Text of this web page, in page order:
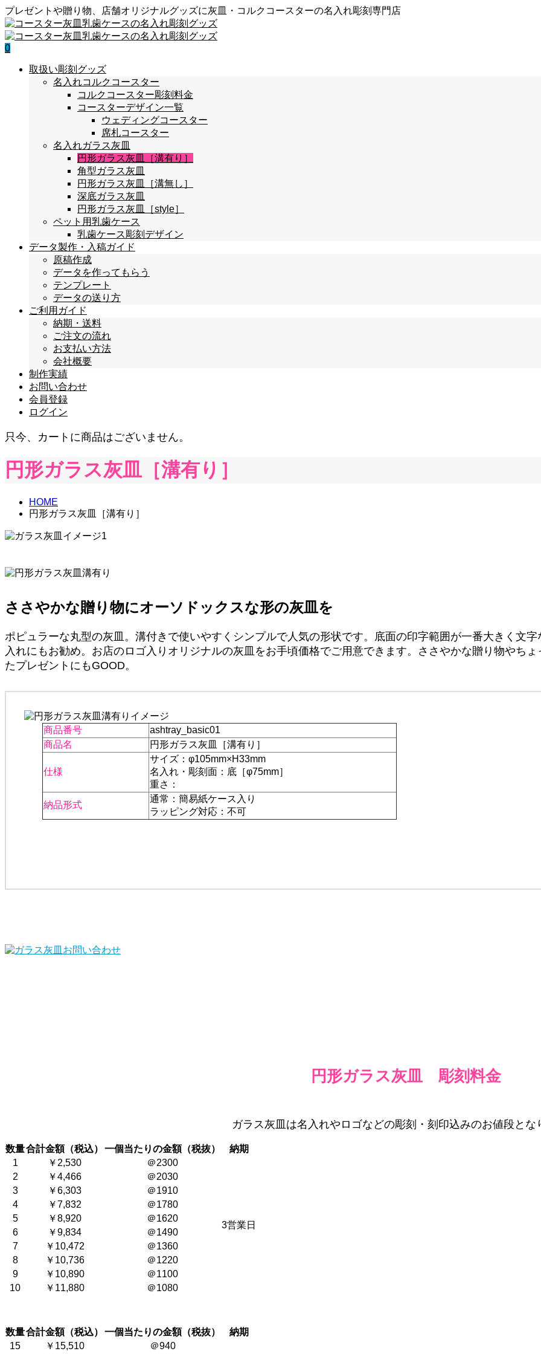
プレゼントや贈り物、店舗オリジナルグッズに灰皿・コルクコースターの名入れ彫刻専門店
0
取扱い彫刻グッズ
名入れコルクコースター
コルクコースター彫刻料金
コースターデザイン一覧
ウェディングコースター
席札コースター
名入れガラス灰皿
円形ガラス灰皿［溝有り］
角型ガラス灰皿
円形ガラス灰皿［溝無し］
深底ガラス灰皿
円形ガラス灰皿［style］
ペット用乳歯ケース
乳歯ケース彫刻デザイン
データ製作・入稿ガイド
原稿作成
データを作ってもらう
テンプレート
データの送り方
ご利用ガイド
納期・送料
ご注文の流れ
お支払い方法
会社概要
制作実績
お問い合わせ
会員登録
ログイン
只今、カートに商品はございません。
円形ガラス灰皿［溝有り］
HOME
円形ガラス灰皿［溝有り］
ささやかな贈り物にオーソドックスな形の灰皿を
ポピュラーな丸型の灰皿。溝付きで使いやすくシンプルで人気の形状です。底面の印字範囲が一番大きく文字
入れにもお勧め。お店のロゴ入りオリジナルの灰皿をお手頃価格でご用意できます。ささやかな贈り物やちょ
たプレゼントにもGOOD。
商品番号
ashtray_basic01
商品名
円形ガラス灰皿［溝有り］
仕様
サイズ：φ105mm×H33mm
名入れ・彫刻面：底［φ75mm］
重さ：
納品形式
通常：簡易紙ケース入り
ラッピング対応：不可
円形ガラス灰皿 彫刻料金
ガラス灰皿は名入れやロゴなどの彫刻・刻印込みのお値段とな
数量合計金額（税込） 一個当たりの金額（税抜）
納期
1
￥2,530 ＠2300
3営業日
2 ￥4,466
＠2030
3
￥6,303
＠1910
4
￥7,832
＠1780
5
￥8,920
＠1620
6
￥9,834
＠1490
7
￥10,472
＠1360
8
￥10,736
＠1220
9
￥10,890
＠1100
10
￥11,880 ＠1080
数量合計金額（税込） 一個当たりの金額（税抜）
納期
15
￥15,510 ＠940